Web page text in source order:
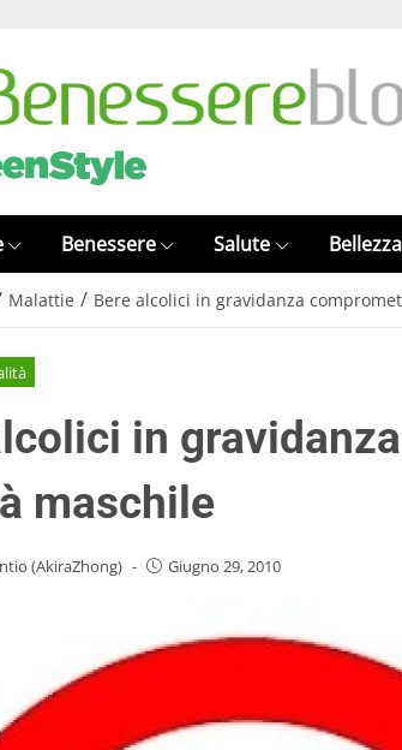
Benessere Salute Bellezza
Malattie / Bere alcolici in gravidanza
in
maschile
(AkiraZhong) - Giugno 29, 2010